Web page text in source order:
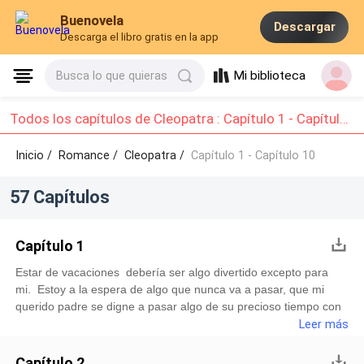
Buenovela
Descarga el libro gratis en la app
Descargar
Busca lo que quieras Mi biblioteca
Todos los capítulos de Cleopatra : Capítulo 1 - Capítulo 10
Inicio / Romance/Cleopatra / Capítulo 1 - Capítulo 10
57 Capítulos
Capítulo 1
Estar de vacaciones debería ser algo divertido excepto para
mi. Estoy a la espera de algo que nunca va a pasar, que mi
querido padre se digne a pasar algo de su precioso tiempo con
su hija. Estaba en mi habitación revisando Instagram para ver
alrededor del mundo especialmente mi mejor amiga está en
Leer más